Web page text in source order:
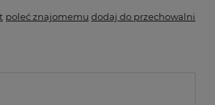
poleć znajomemu dodaj do przechowalni